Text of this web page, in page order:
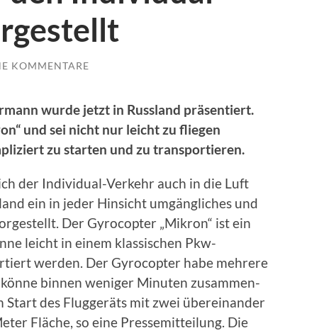
KOMMENTARE
wurde jetzt in Russland präsentiert.
und sei nicht nur leicht zu fliegen
zu starten und zu transportieren.
der Individual-Verkehr auch in die Luft
ein in jeder Hinsicht umgängliches und
Der Gyrocopter „Mikron“ ist ein
leicht in einem klassischen Pkw-
werden. Der Gyrocopter habe mehrere
binnen weniger Minuten zusammen-
des Fluggeräts mit zwei übereinander
Fläche, so eine Pressemitteilung. Die